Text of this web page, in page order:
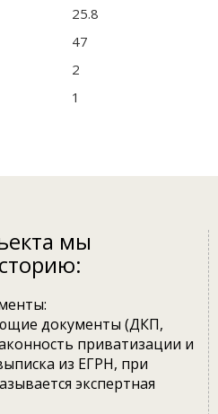
25.8
47
2
1
мы
документы (ДКП,
приватизации и
из ЕГРН, при
экспертная